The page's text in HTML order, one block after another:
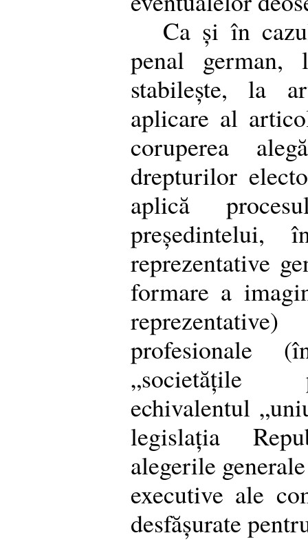
Ca și în
penal german,
stabilește, la
aplicare al
coruperea
drepturilor
aplică
președintelui,
reprezentative
formare a
profesionale
„societățile
echivalentul
legislația
alegerile
executive ale
desfășurate